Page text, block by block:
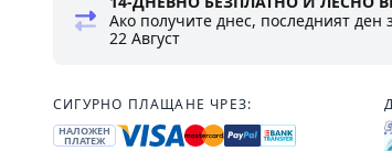
Ако получите днес, последният
22 Август
СИГУРНО ПЛАЩАНЕ ЧРЕЗ:
НАЛОЖЕН
ПЛАТЕЖ